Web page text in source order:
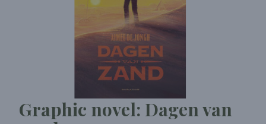
Graphic novel: Dagen van